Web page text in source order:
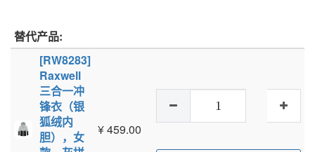
替代产品:
[RW8283]
Raxwell
三合一冲
锋衣（银
狐绒内
胆），女
¥459.00